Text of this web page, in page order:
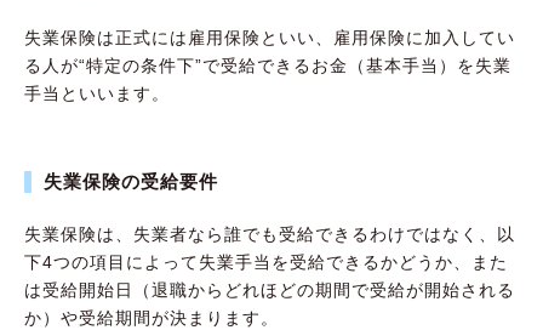
Q4.失業保険の受給中、扶養から外れる手続き
を忘れた場合はどうなる？
130万円の壁に注意しながら、失業保険と扶養
失業保険は正式には雇用保険といい、雇用保険に加入してい
る人が“特定の条件下”で受給できるお金（基本手当）を失業
手当といいます。
失業保険の受給要件
失業保険は、失業者なら誰でも受給できるわけではなく、以
下4つの項目によって失業手当を受給できるかどうか、また
は受給開始日（退職からどれほどの期間で受給が開始される
か）や受給期間が決まります。